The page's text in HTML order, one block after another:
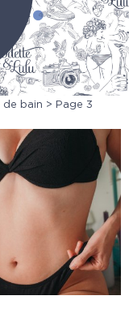
de bain > Page 3